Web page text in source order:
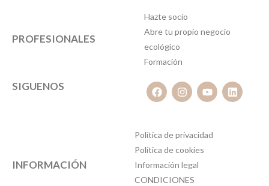
PROFESIONALES
Hazte socio
Abre tu propio negocio
ecológico
Formación
SIGUENOS
INFORMACIÓN
Política de privacidad
Política de cookies
Información legal
CONDICIONES